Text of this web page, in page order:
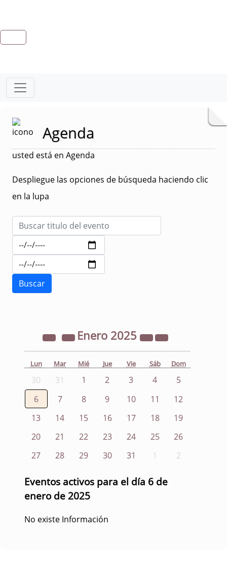
Agenda
usted está en Agenda
Despliegue las opciones de búsqueda haciendo clic
en la lupa
Enero 2025
Lun Mar Mié Jue Vie Sáb Dom
30 31 1 2 3 4
5
6
7 8 9 10 11
12
13
14 15 16 17 18
19
20
21 22 23 24 25
26
27
28 29 30 31 1 2
Eventos activos para el día 6 de
enero de 2025
No existe Información